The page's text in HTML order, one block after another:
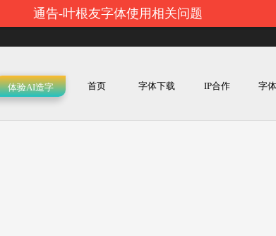
通告-叶根友字体使用相关问题
体验AI造字 首页 字体下载 IP合作 字